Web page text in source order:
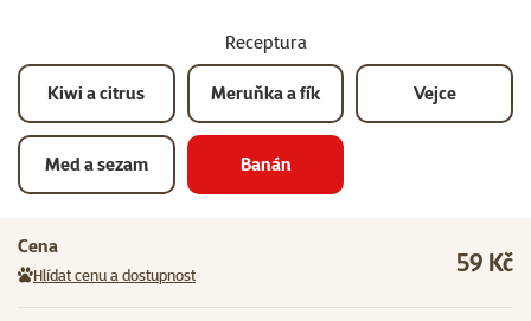
Receptura
Kiwi a citrus Meruňka a fík Vejce
Med a sezam Banán
Cena
Hlídat cenu a dostupnost 59 Kč